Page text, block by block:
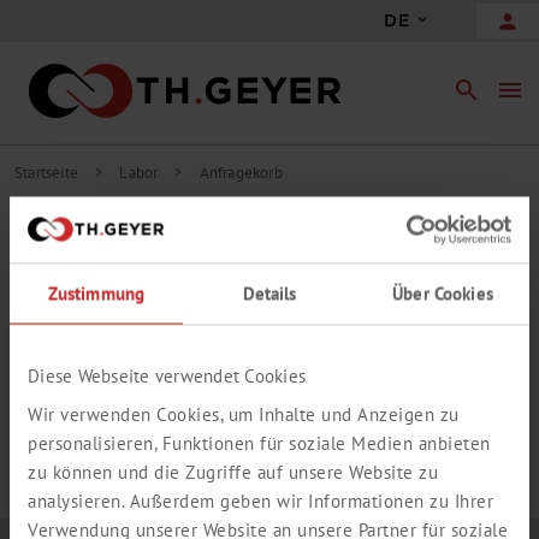
Zustimmung Details Über Cookies
Diese Webseite verwendet Cookies
Wir verwenden Cookies, um Inhalte und Anzeigen zu
personalisieren, Funktionen für soziale Medien anbieten
zu können und die Zugriffe auf unsere Website zu
analysieren. Außerdem geben wir Informationen zu Ihrer
Verwendung unserer Website an unsere Partner für soziale
DE person
search menu
Startseite chevron_right Labor chevron_right Anfragekorb
INHALT ANFRAGEKORB
add_circle_outline Freie Anfrageposition hinzufügen
IHR ANFRAGEKORB IST LEER.